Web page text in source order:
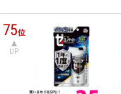
75位
UP